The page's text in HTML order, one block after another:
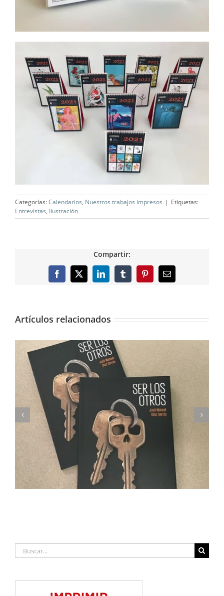
Categorías:Calendarios, Nuestros trabajos impresos | Etiquetas:
Entrevistas, Ilustración
Compartir:
Facebook
X LinkedInTumblrPinterestCorreo
Artículos relacionados
Imprimimos Proscripti, la nueva novela de Ian S.
Martin
Buscar: